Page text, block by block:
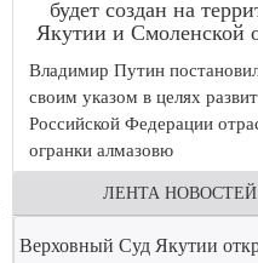
будет создан на
Якутии и Смоленской
Владимир Путин
своим указом в целях
Российской Федерации
огранки алмазовю
ЛЕНТА НОВОСТЕЙ
Верховный Суд Якутии